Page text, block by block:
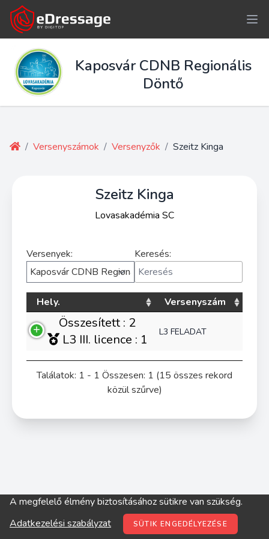
Kaposvár CDNB Regionális
Döntő
/ Versenyszámok / Versenyzők / Szeitz Kinga
Szeitz Kinga
Lovasakadémia SC
Versenyek: Keresés:
Hely. Versenyszám
Összesített : 2
L3 III. licence : 1
L3 FELADAT
Találatok: 1 - 1 Összesen: 1 (15 összes rekord
közül szűrve)
© digitop.hu 2022 |Adatkezelési szabályzat
A megfelelő élmény biztosításához sütikre van szükség.
Adatkezelési szabályzat
SÜTIK ENGEDÉLYEZÉSE